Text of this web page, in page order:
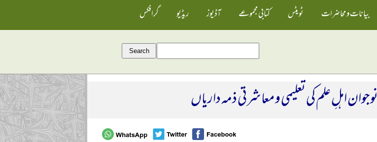
بیانات و محاضرات ٹویٹس کتابی مجموعے آڈیوز ریڈیو گرافکس
نوجوان اہلِ علم کی تعلیمی و معاشرتی ذمہ داریاں